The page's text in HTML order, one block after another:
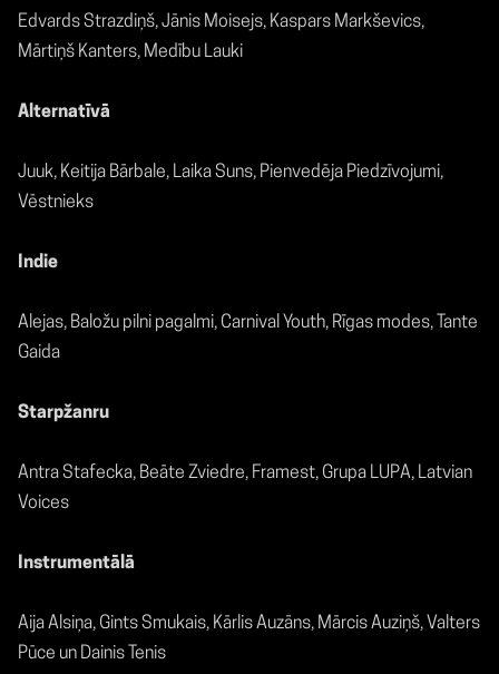
Edvards Strazdiņš, Jānis Moisejs, Kaspars Markševics,
Mārtiņš Kanters, Medību Lauki
Alternatīvā
Juuk, Keitija Bārbale, Laika Suns, Pienvedēja Piedzīvojumi,
Vēstnieks
Indie
Alejas, Baložu pilni pagalmi, Carnival Youth, Rīgas modes, Tante
Gaida
Starpžanru
Antra Stafecka, Beāte Zviedre, Framest, Grupa LUPA, Latvian
Voices
Instrumentālā
Aija Alsiņa, Gints Smukais, Kārlis Auzāns, Mārcis Auziņš, Valters
Pūce un Dainis Tenis